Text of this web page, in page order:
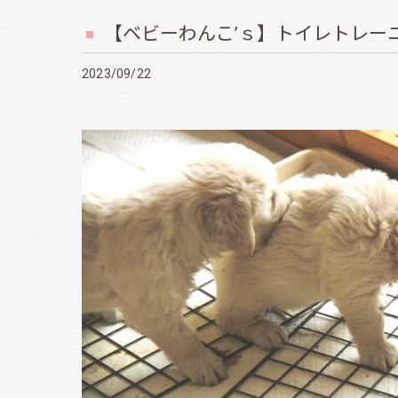
【ベビーわんこ’ｓ】トイレトレー
2023/09/22